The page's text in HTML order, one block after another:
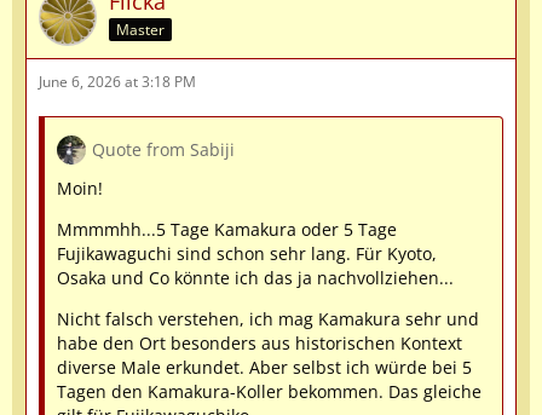
Master
June 6, 2026 at 3:18 PM
Quote from Sabiji
Moin!
Mmmmhh...5 Tage Kamakura oder 5 Tage
Fujikawaguchi sind schon sehr lang. Für Kyoto,
Osaka und Co könnte ich das ja nachvollziehen...
Nicht falsch verstehen, ich mag Kamakura sehr und
habe den Ort besonders aus historischen Kontext
diverse Male erkundet. Aber selbst ich würde bei 5
Tagen den Kamakura-Koller bekommen. Das gleiche